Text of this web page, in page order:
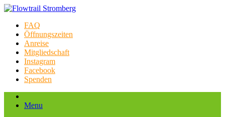
FAQ
Öffnungszeiten
Anreise
Mitgliedschaft
Instagram
Facebook
Spenden
Menu